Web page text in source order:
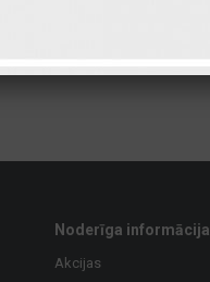
Noderīga informācija
Akcijas